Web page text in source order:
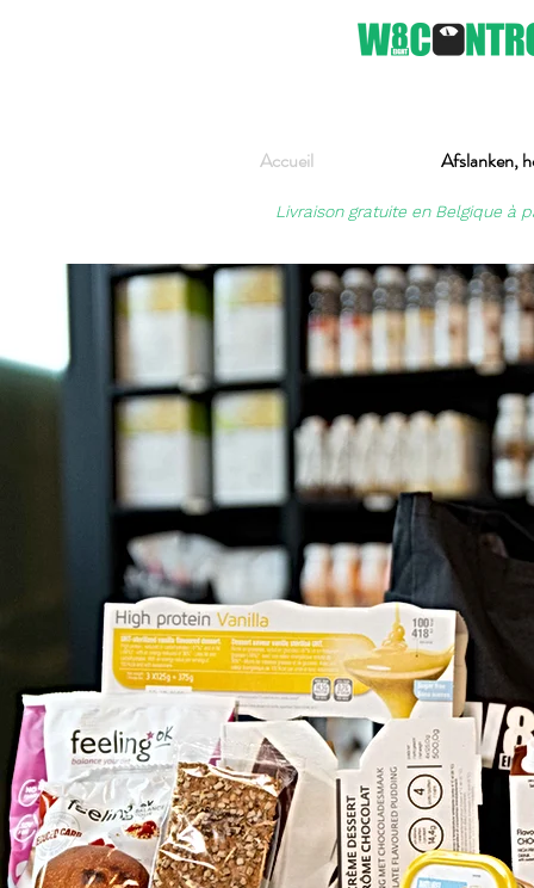
Accueil Afslanken,
Livraison gratuite en Belgique à